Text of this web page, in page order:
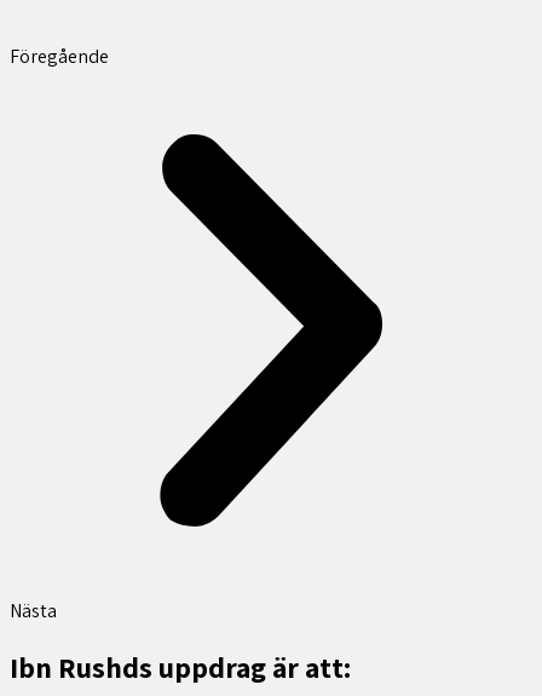
Föregående
Nästa
Ibn Rushds uppdrag är att: